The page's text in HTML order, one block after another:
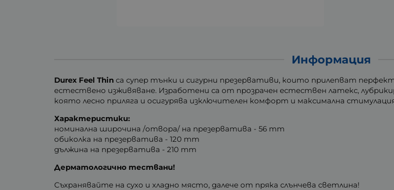
Информация
Durex Feel Thin са супер тънки и сигурни презервативи, които прилепват
естествено изживяване. Изработени са от прозрачен естествен латекс,
която лесно приляга и осигурява изключителен комфорт и максимална
Характеристики:
номинална широчина /отвора/ на презерватива - 56 mm
обиколка на презерватива - 120 mm
дължина на презерватива - 210 mm
Дерматологично тествани!
Съхранявайте на сухо и хладно място, далече от пряка слънчева светлина!